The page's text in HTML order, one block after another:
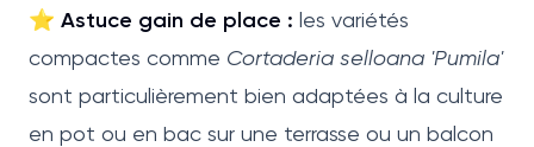
⭐ Astuce gain de place : les variétés
compactes comme Cortaderia selloana 'Pumila'
sont particulièrement bien adaptées à la culture
en pot ou en bac sur une terrasse ou un balcon